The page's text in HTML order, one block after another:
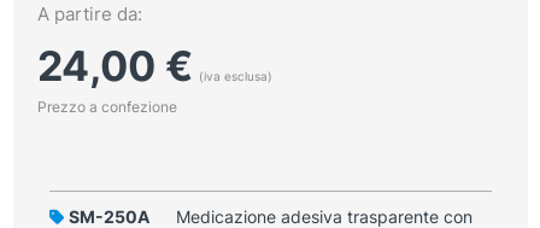
A partire da:
24,00 € (iva esclusa)
Prezzo a confezione
SM-250A
Medicazione adesiva trasparente con